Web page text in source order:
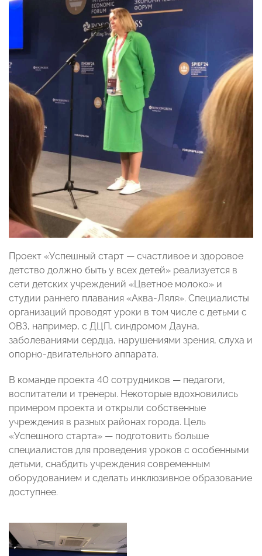
Проект «Успешный старт — счастливое и здоровое
детство должно быть у всех детей» реализуется в
сети детских учреждений «Цветное молоко» и
студии раннего плавания «Аква-Ляля». Специалисты
организаций проводят уроки в том числе с детьми с
ОВЗ, например, с ДЦП, синдромом Дауна,
заболеваниями сердца, нарушениями зрения, слуха и
опорно-двигательного аппарата.
В команде проекта 40 сотрудников — педагоги,
воспитатели и тренеры. Некоторые вдохновились
примером проекта и открыли собственные
учреждения в разных районах города. Цель
«Успешного старта» — подготовить больше
специалистов для проведения уроков с особенными
детьми, снабдить учреждения современным
оборудованием и сделать инклюзивное образование
доступнее.